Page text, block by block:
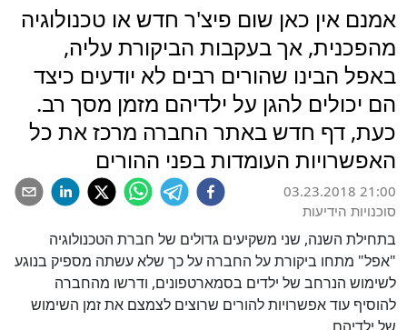
אמנם אין כאן שום פיצ'ר חדש או טכנולוגיה
מהפכנית, אך בעקבות הביקורת עליה,
באפל הבינו שהורים רבים לא יודעים כיצד
הם יכולים להגן על ילדיהם מזמן מסך רב.
כעת, דף חדש באתר החברה מרכז את כל
האפשרויות העומדות בפני ההורים
03.23.2018 21:00
סוכנויות הידיעות
בתחילת השנה, שני משקיעים גדולים של חברת הטכנולוגיה
"אפל" מתחו ביקורת על החברה על כך שלא עשתה מספיק בנוגע
לשימוש הנרחב של ילדים בסמארטפונים, ודרשו מהחברה
להוסיף עוד אפשרויות להורים שרוצים לצמצם את זמן השימוש